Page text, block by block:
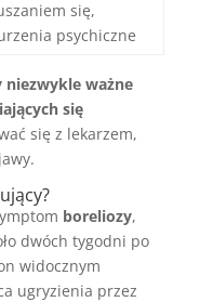
się,
psychiczne
ważne
się
się z lekarzem,
boreliozy,
dwóch tygodni po
widocznym
ugryzienia przez